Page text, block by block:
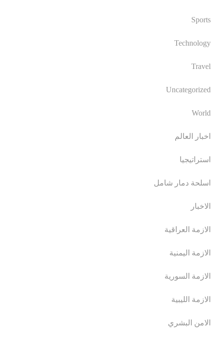
Sports
Technology
Travel
Uncategorized
World
اخبار العالم
استراتيجيا
اسلحة دمار شامل
الاخبار
الازمة العراقية
الازمة اليمنية
الازمة السورية
الازمة الليبية
الامن البشري